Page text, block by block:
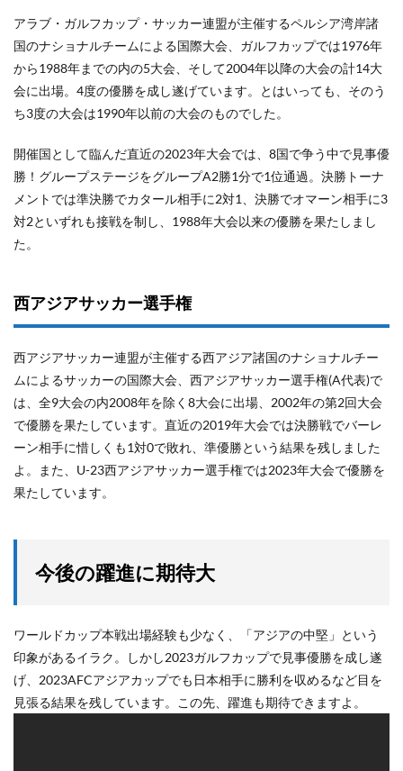
アラブ・ガルフカップ・サッカー連盟が主催するペルシア湾岸諸
国のナショナルチームによる国際大会、ガルフカップでは1976年
から1988年までの内の5大会、そして2004年以降の大会の計14大
会に出場。4度の優勝を成し遂げています。とはいっても、そのう
ち3度の大会は1990年以前の大会のものでした。
開催国として臨んだ直近の2023年大会では、8国で争う中で見事優
勝！グループステージをグループA2勝1分で1位通過。決勝トーナ
メントでは準決勝でカタール相手に2対1、決勝でオマーン相手に3
対2といずれも接戦を制し、1988年大会以来の優勝を果たしまし
た。
西アジアサッカー選手権
西アジアサッカー連盟が主催する西アジア諸国のナショナルチー
ムによるサッカーの国際大会、西アジアサッカー選手権(A代表)で
は、全9大会の内2008年を除く8大会に出場、2002年の第2回大会
で優勝を果たしています。直近の2019年大会では決勝戦でバーレ
ーン相手に惜しくも1対0で敗れ、準優勝という結果を残しました
よ。また、U-23西アジアサッカー選手権では2023年大会で優勝を
果たしています。
今後の躍進に期待大
ワールドカップ本戦出場経験も少なく、「アジアの中堅」という
印象があるイラク。しかし2023ガルフカップで見事優勝を成し遂
げ、2023AFCアジアカップでも日本相手に勝利を収めるなど目を
見張る結果を残しています。この先、躍進も期待できますよ。